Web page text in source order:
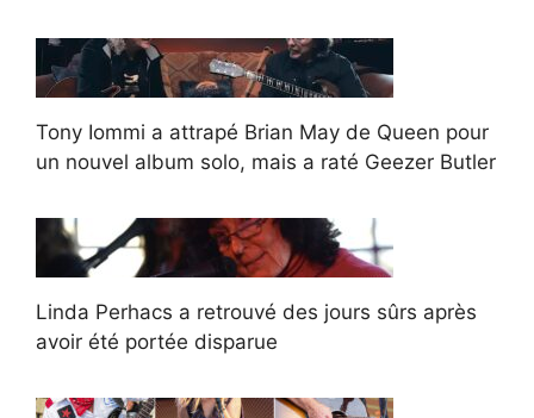
Tony Iommi a attrapé Brian May de Queen pour
un nouvel album solo, mais a raté Geezer Butler
Linda Perhacs a retrouvé des jours sûrs après
avoir été portée disparue